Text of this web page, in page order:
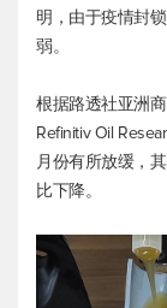
明，由于疫情封
弱。
根据路透社亚洲
Refinitiv Oil
月份有所放缓，
比下降。